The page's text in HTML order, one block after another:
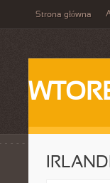
Strona główna